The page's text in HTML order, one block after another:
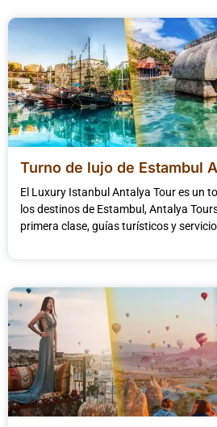
Turno de lujo de Estambul
El Luxury Istanbul Antalya Tour es un
los destinos de Estambul, Antalya
primera clase, guías turísticos y